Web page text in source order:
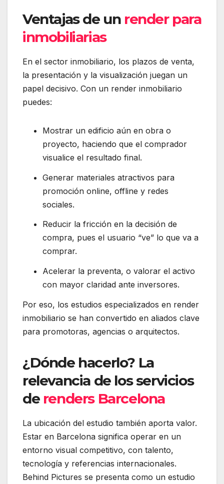
Ventajas de un render para
inmobiliarias
En el sector inmobiliario, los plazos de venta,
la presentación y la visualización juegan un
papel decisivo. Con un render inmobiliario
puedes:
Mostrar un edificio aún en obra o
proyecto, haciendo que el comprador
visualice el resultado final.
Generar materiales atractivos para
promoción online, offline y redes
sociales.
Reducir la fricción en la decisión de
compra, pues el usuario “ve” lo que va a
comprar.
Acelerar la preventa, o valorar el activo
con mayor claridad ante inversores.
Por eso, los estudios especializados en render
inmobiliario se han convertido en aliados clave
para promotoras, agencias o arquitectos.
¿Dónde hacerlo? La
relevancia de los servicios
de renders Barcelona
La ubicación del estudio también aporta valor.
Estar en Barcelona significa operar en un
entorno visual competitivo, con talento,
tecnología y referencias internacionales.
Behind Pictures se presenta como un estudio